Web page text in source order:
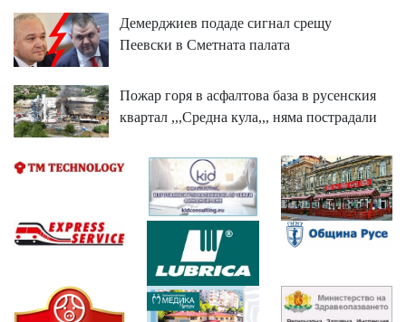
Демерджиев подаде сигнал срещу
Пеевски в Сметната палата
Пожар горя в асфалтова база в русенския
квартал ,,,Средна кула,,, няма пострадали